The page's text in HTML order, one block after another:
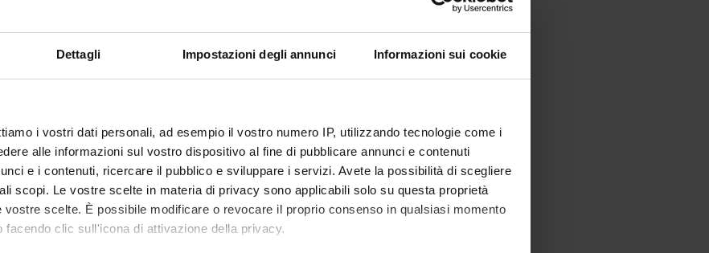
Dettagli Impostazioni degli annunci Informazioni sui cookie
i vostri dati personali, ad esempio il vostro numero IP, utilizzando tecnologie come i
alle informazioni sul vostro dispositivo al fine di pubblicare annunci e contenuti
e i contenuti, ricercare il pubblico e sviluppare i servizi. Avete la possibilità di scegliere
scopi. Le vostre scelte in materia di privacy sono applicabili solo su questa proprietà
vostre scelte. È possibile modificare o revocare il proprio consenso in qualsiasi momento
facendo clic sull'icona di attivazione della privacy.